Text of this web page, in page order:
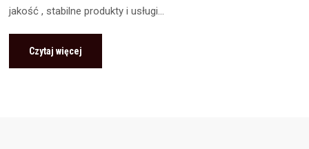
jakość , stabilne produkty i usługi...
Czytaj więcej